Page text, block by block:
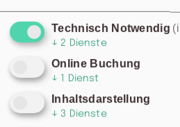
Technisch Notwendig
↓ 2 Dienste
Online Buchung
↓ 1 Dienst
Inhaltsdarstellung
↓ 3 Dienste